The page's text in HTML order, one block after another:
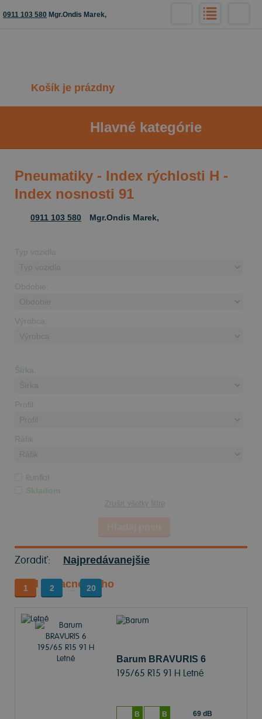
0911 103 580 Mgr.Ondis Marek,
Košík je prázdny
Hlavné kategórie
Pneumatiky - Index rýchlosti H -
Index nosnosti 91
0911 103 580 Mgr.Ondis Marek,
Typ vozidla:
Obdobie:
Výrobca:
Šírka:
Profil:
Ráfik:
Runflat
Skladom
Zrušiť všetky filtre
Zoradiť: Najpredávanejšie
Od najlacnejšieho
1 2 … 20
Barum BRAVURIS 6
195/65 R15 91 H Letné
B B 69 dB